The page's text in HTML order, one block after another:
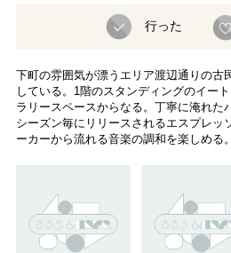
行った
下町の雰囲気が漂うエリア渡辺通りの古
している。1階のスタンディングのイー
ラリースペースからなる。丁寧に淹れた
シーズン毎にリリースされるエスプレッ
ーカーから流れる音楽の調和を楽しめる。